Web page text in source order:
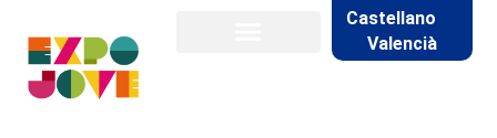
Castellano
Valencià